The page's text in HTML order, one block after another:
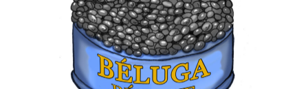
BELUGA RÉSERVE
170,00€